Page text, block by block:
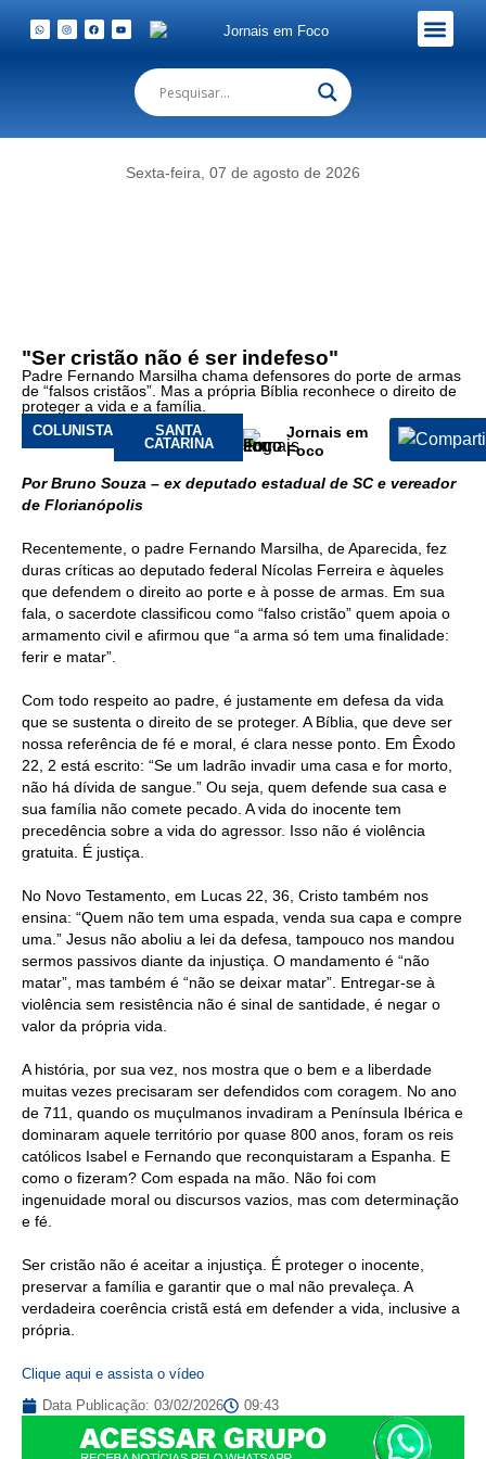
Sexta-feira, 07 de agosto de 2026
"Ser cristão não é ser indefeso"
Padre Fernando Marsilha chama defensores do porte de armas
de “falsos cristãos”. Mas a própria Bíblia reconhece o direito de
proteger a vida e a família.
COLUNISTA
SANTA
CATARINA
Jornais em
Foco
de
porte
de
arma
Por Bruno Souza – ex deputado estadual de SC e vereador
de Florianópolis
Recentemente, o padre Fernando Marsilha, de Aparecida, fez
duras críticas ao deputado federal Nícolas Ferreira e àqueles
que defendem o direito ao porte e à posse de armas. Em sua
fala, o sacerdote classificou como “falso cristão” quem apoia o
armamento civil e afirmou que “a arma só tem uma finalidade:
ferir e matar”.
Com todo respeito ao padre, é justamente em defesa da vida
que se sustenta o direito de se proteger. A Bíblia, que deve ser
nossa referência de fé e moral, é clara nesse ponto. Em Êxodo
22, 2 está escrito: “Se um ladrão invadir uma casa e for morto,
não há dívida de sangue.” Ou seja, quem defende sua casa e
sua família não comete pecado. A vida do inocente tem
precedência sobre a vida do agressor. Isso não é violência
gratuita. É justiça.
No Novo Testamento, em Lucas 22, 36, Cristo também nos
ensina: “Quem não tem uma espada, venda sua capa e compre
uma.” Jesus não aboliu a lei da defesa, tampouco nos mandou
sermos passivos diante da injustiça. O mandamento é “não
matar”, mas também é “não se deixar matar”. Entregar-se à
violência sem resistência não é sinal de santidade, é negar o
valor da própria vida.
A história, por sua vez, nos mostra que o bem e a liberdade
muitas vezes precisaram ser defendidos com coragem. No ano
de 711, quando os muçulmanos invadiram a Península Ibérica e
dominaram aquele território por quase 800 anos, foram os reis
católicos Isabel e Fernando que reconquistaram a Espanha. E
como o fizeram? Com espada na mão. Não foi com
ingenuidade moral ou discursos vazios, mas com determinação
e fé.
Ser cristão não é aceitar a injustiça. É proteger o inocente,
preservar a família e garantir que o mal não prevaleça. A
verdadeira coerência cristã está em defender a vida, inclusive a
própria.
Clique aqui e assista o vídeo
Data Publicação: 03/02/2026 09:43